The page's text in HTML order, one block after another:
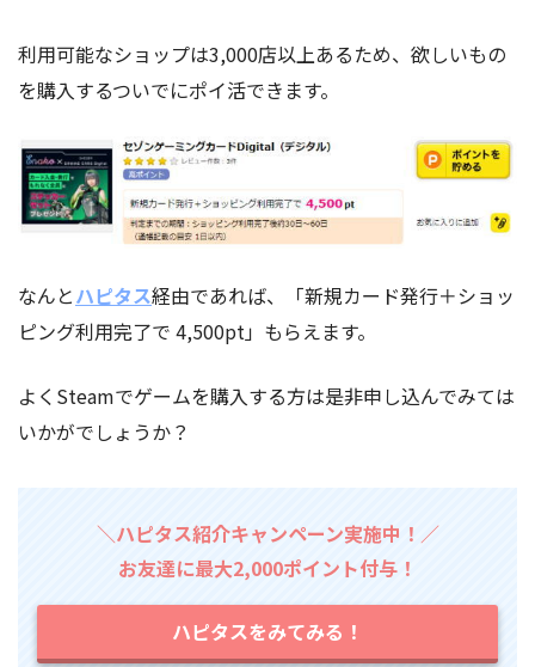
利用可能なショップは3,000店以上あるため、欲しいもの
を購入するついでにポイ活できます。
なんとハピタス経由であれば、「新規カード発行＋ショッ
ピング利用完了で 4,500pt」もらえます。
よくSteamでゲームを購入する方は是非申し込んでみては
いかがでしょうか？
＼ハピタス紹介キャンペーン実施中！／
お友達に最大2,000ポイント付与！
ハピタスをみてみる！